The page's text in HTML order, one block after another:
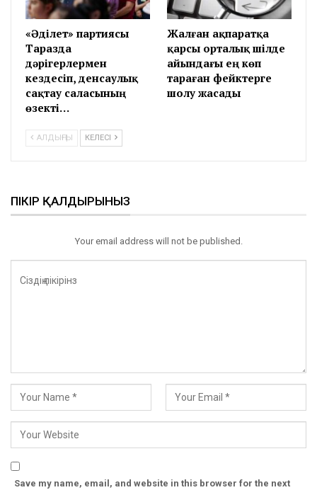
«Әділет» партиясы
Таразда
дәрігерлермен
кездесіп, денсаулық
сақтау саласының
өзекті…
Жалған ақпаратқа
қарсы орталық шілде
айындағы ең көп
тараған фейктерге
шолу жасады
АЛДЫҢҒЫ КЕЛЕСІ
ПІКІР ҚАЛДЫРЫНЫЗ
Your email address will not be published.
Save my name, email, and website in this browser for the next